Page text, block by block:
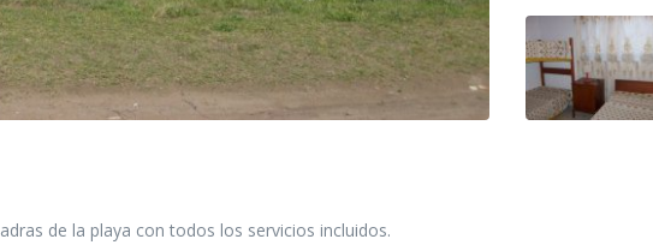
de la playa con todos los servicios incluidos.